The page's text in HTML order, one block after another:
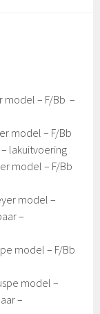
model – F/Bb –
model – F/Bb
lakuitvoering
model – F/Bb
model –
–
model – F/Bb
model –
–